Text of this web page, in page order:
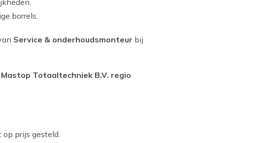
borrels.
Service & onderhoudsmonteur bij
Totaaltechniek B.V. regio
prijs gesteld.